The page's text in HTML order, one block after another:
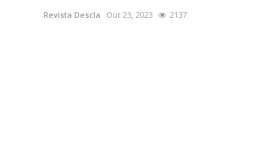
Revista Descla Out 23, 2023 2137